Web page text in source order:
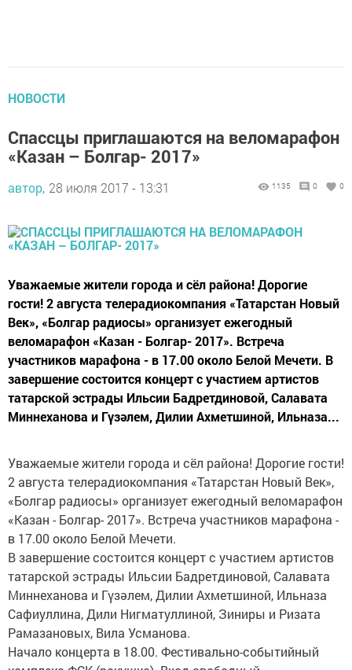
НОВОСТИ
Спассцы приглашаются на веломарафон
«Казан – Болгар- 2017»
автор, 28 июля 2017 - 13:31 1135 0 0
Уважаемые жители города и сёл района! Дорогие
гости! 2 августа телерадиокомпания «Татарстан Новый
Век», «Болгар радиосы» организует ежегодный
веломарафон «Казан - Болгар- 2017». Встреча
участников марафона - в 17.00 около Белой Мечети. В
завершение состоится концерт с участием артистов
татарской эстрады Ильсии Бадретдиновой, Салавата
Миннеханова и Гүзәлем, Дилии Ахметшиной, Ильназа...
Уважаемые жители города и сёл района! Дорогие гости!
2 августа телерадиокомпания «Татарстан Новый Век»,
«Болгар радиосы» организует ежегодный веломарафон
«Казан - Болгар- 2017». Встреча участников марафона -
в 17.00 около Белой Мечети.
В завершение состоится концерт с участием артистов
татарской эстрады Ильсии Бадретдиновой, Салавата
Миннеханова и Гүзәлем, Дилии Ахметшиной, Ильназа
Сафиуллина, Дили Нигматуллиной, Зиниры и Ризата
Рамазановых, Вила Усманова.
Начало концерта в 18.00. Фестивально-событийный